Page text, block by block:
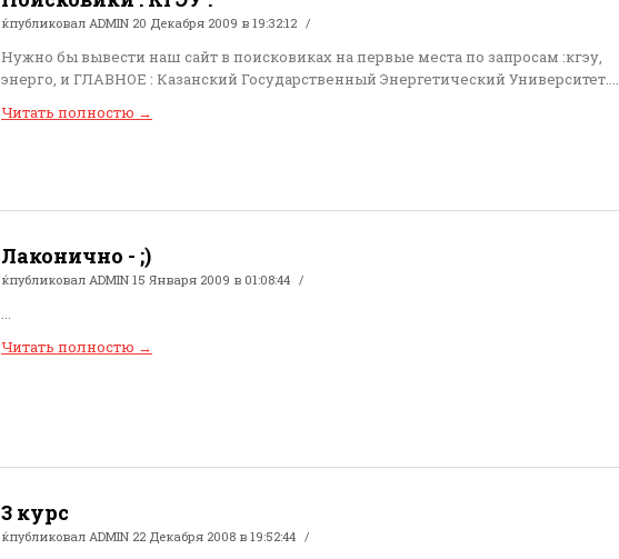
ќпубликовал ADMIN 20 Декабря 2009 в 19:32:12
Нужно бы вывести наш сайт в поисковиках на первые места по запросам :кгэу,
энерго, и ГЛАВНОЕ : Казанский Государственный Энергетический Университет....
Читать полностю →
Лаконично - ;)
ќпубликовал ADMIN 15 Января 2009 в 01:08:44
...
Читать полностю →
3 курс
ќпубликовал ADMIN 22 Декабря 2008 в 19:52:44